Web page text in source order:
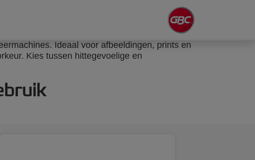
Ideaal voor afbeeldingen, prints en
Kies tussen hittegevoelige en